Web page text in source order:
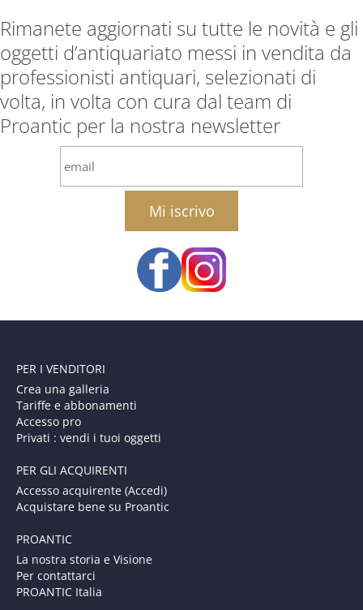
Rimanete aggiornati su tutte le novità e gli
oggetti d’antiquariato messi in vendita da
professionisti antiquari, selezionati di
volta, in volta con cura dal team di
Proantic per la nostra newsletter
email
PER I VENDITORI
Crea una galleria
Tariffe e abbonamenti
Accesso pro
Privati : vendi i tuoi oggetti
PER GLI ACQUIRENTI
Accesso acquirente (Accedi)
Acquistare bene su Proantic
PROANTIC
La nostra storia e Visione
Per contattarci
PROANTIC Italia